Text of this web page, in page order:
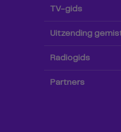
TV-gids
Uitzending
Radiogids
Partners